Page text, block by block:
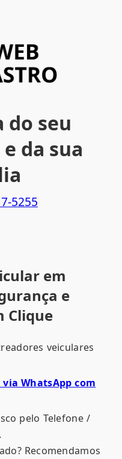
do seu
da sua
5255
em
e
Clique
veiculares
WhatsApp com
pelo Telefone /
Recomendamos